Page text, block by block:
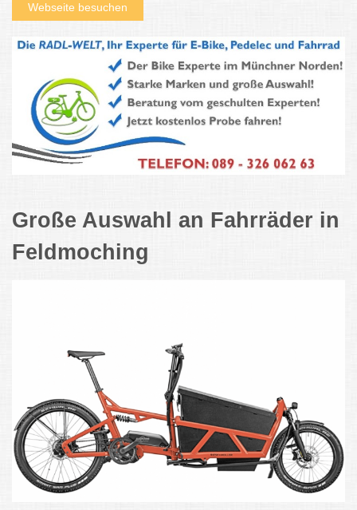
Webseite besuchen
Große Auswahl an Fahrräder in
Feldmoching